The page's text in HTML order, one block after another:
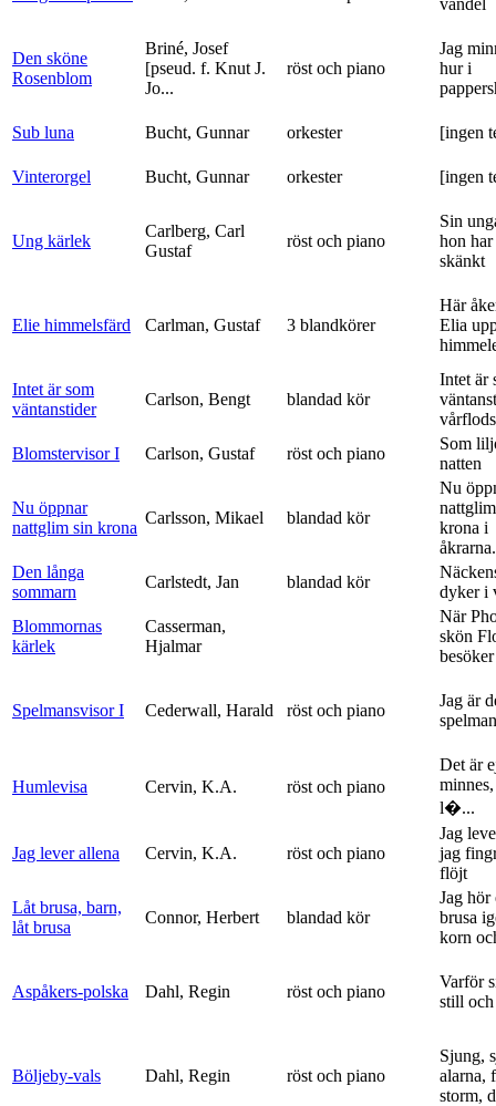
Den sköne
Rosenblom
Briné, Josef
[pseud. f. Knut J.
Jo...
röst och piano
Jag
hur i
Sub luna Bucht, Gunnar orkester [ingen
Vinterorgel Bucht, Gunnar orkester [ingen
Ung kärlek
Carlberg, Carl
Gustaf
röst och piano
Sin
hon
skänkt
Elie himmelsfärd Carlman, Gustaf 3 blandkörer
Här
Elia
Intet är som
väntanstider
Carlson, Bengt blandad kör
Intet är
Blomstervisor I
Carlson, Gustaf röst och piano
Som
natten
Nu öppnar
nattglim sin krona
Carlsson, Mikael blandad kör
Nu
krona i
Den långa
sommarn
Carlstedt, Jan blandad kör
dyker i
Blommornas
kärlek
Casserman,
Hjalmar
När
skön
besöker
Spelmansvisor I Cederwall, Harald röst och piano
Jag är
spelman
Humlevisa Cervin, K.A. röst och piano
Det är
l�...
Jag lever allena Cervin, K.A. röst och piano
Jag
jag
flöjt
Låt brusa, barn,
låt brusa
Connor, Herbert blandad kör
Jag hör
brusa
korn
Aspåkers-polska Dahl, Regin röst och piano
Varför
still
Böljeby-vals Dahl, Regin röst och piano
Sjung,
alarna,
storm,